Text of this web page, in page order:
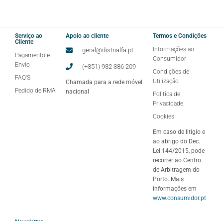
Serviço ao
Cliente
Pagamento e
Envio
FAQ'S
Pedido de RMA
Apoio ao cliente
geral@distrialfa.pt
(+351) 932 386 209
Chamada para a rede móvel
nacional
Termos e Condições
Informações ao
Consumidor
Condições de
Utilização
Politíca de
Privacidade
Cookies
Em caso de litigio e
ao abrigo do Dec.
Lei 144/2015, pode
recorrer ao Centro
de Arbitragem do
Porto. Mais
informações em
www.consumidor.pt